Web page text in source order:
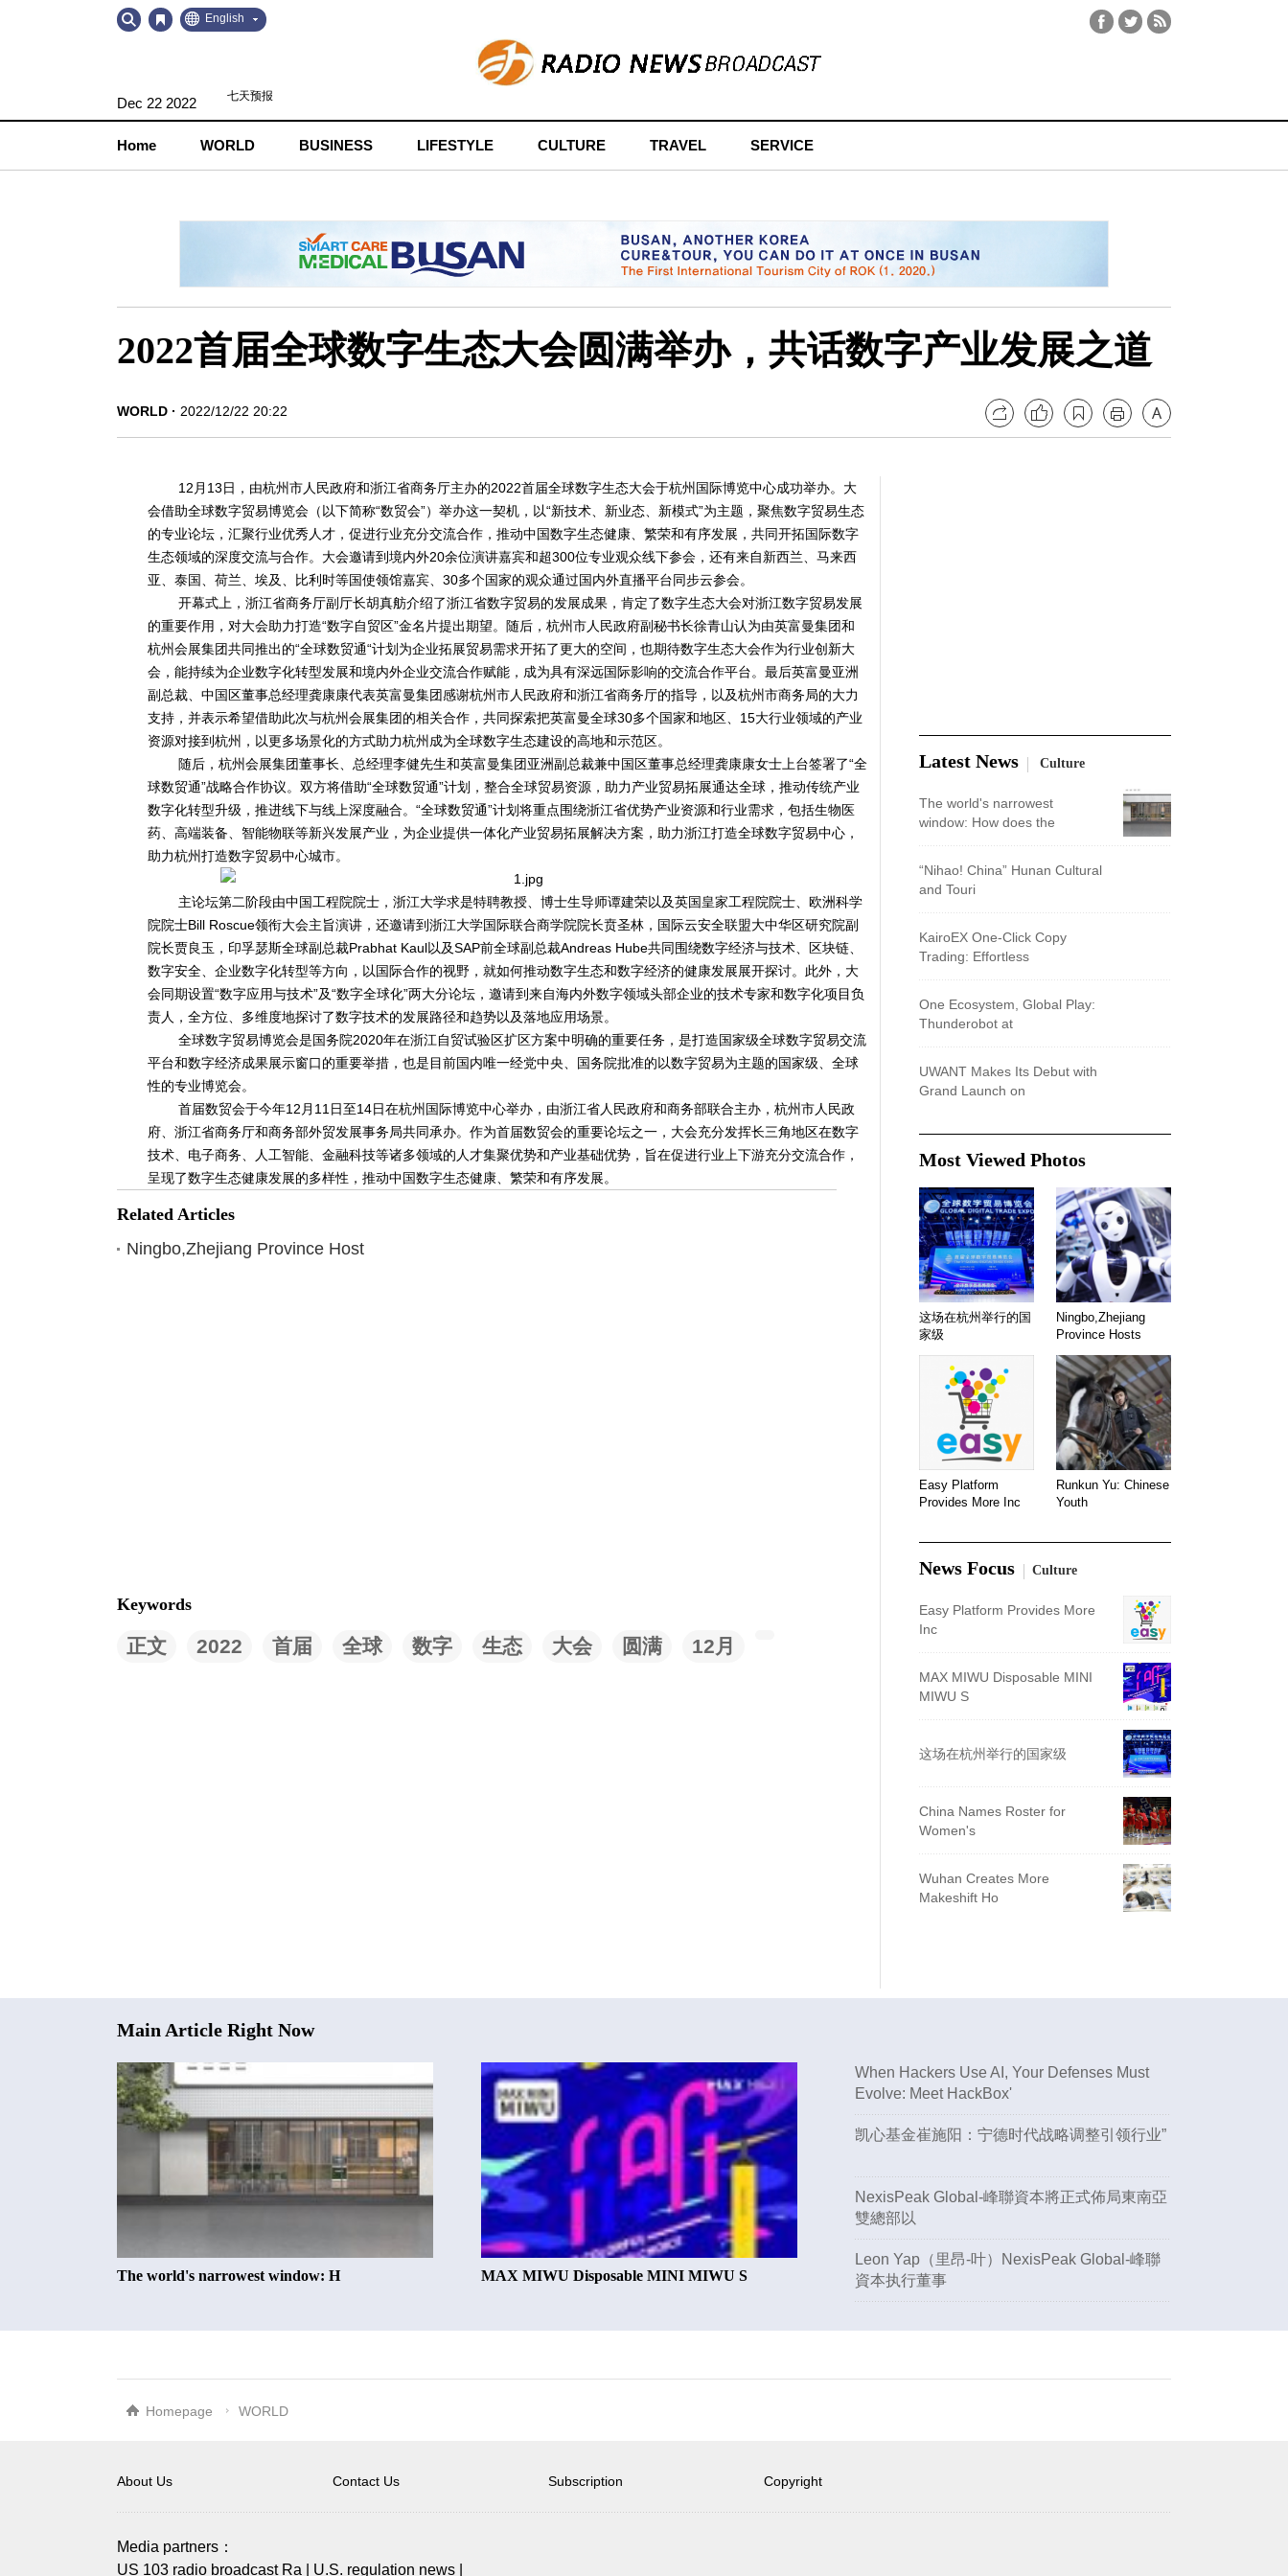
English
Dec 22 2022
Home WORLD BUSINESS LIFESTYLE CULTURE TRAVEL SERVICE
2022首届全球数字生态大会圆满举办，共话数字产业发展之道
WORLD 2022/12/22 20:22
12月13日，由杭州市人民政府和浙江省商务厅主办的2022首届全球数字生态大会于杭州国际博览中心成功举办。大
会借助全球数字贸易博览会（以下简称“数贸会”）举办这一契机，以“新技术、新业态、新模式”为主题，聚焦数字贸易生态
的专业论坛，汇聚行业优秀人才，促进行业充分交流合作，推动中国数字生态健康、繁荣和有序发展，共同开拓国际数字
生态领域的深度交流与合作。大会邀请到境内外20余位演讲嘉宾和超300位专业观众线下参会，还有来自新西兰、马来西
亚、泰国、荷兰、埃及、比利时等国使领馆嘉宾、30多个国家的观众通过国内外直播平台同步云参会。
开幕式上，浙江省商务厅副厅长胡真舫介绍了浙江省数字贸易的发展成果，肯定了数字生态大会对浙江数字贸易发展
的重要作用，对大会助力打造“数字自贸区”金名片提出期望。随后，杭州市人民政府副秘书长徐青山认为由英富曼集团和
杭州会展集团共同推出的“全球数贸通“计划为企业拓展贸易需求开拓了更大的空间，也期待数字生态大会作为行业创新大
会，能持续为企业数字化转型发展和境内外企业交流合作赋能，成为具有深远国际影响的交流合作平台。最后英富曼亚洲
副总裁、中国区董事总经理龚康康代表英富曼集团感谢杭州市人民政府和浙江省商务厅的指导，以及杭州市商务局的大力
支持，并表示希望借助此次与杭州会展集团的相关合作，共同探索把英富曼全球30多个国家和地区、15大行业领域的产业
资源对接到杭州，以更多场景化的方式助力杭州成为全球数字生态建设的高地和示范区。
随后，杭州会展集团董事长、总经理李健先生和英富曼集团亚洲副总裁兼中国区董事总经理龚康康女士上台签署了“全
球数贸通”战略合作协议。双方将借助“全球数贸通”计划，整合全球贸易资源，助力产业贸易拓展通达全球，推动传统产业
数字化转型升级，推进线下与线上深度融合。“全球数贸通”计划将重点围绕浙江省优势产业资源和行业需求，包括生物医
药、高端装备、智能物联等新兴发展产业，为企业提供一体化产业贸易拓展解决方案，助力浙江打造全球数字贸易中心，
助力杭州打造数字贸易中心城市。
主论坛第二阶段由中国工程院院士，浙江大学求是特聘教授、博士生导师谭建荣以及英国皇家工程院院士、欧洲科学
院院士Bill Roscue领衔大会主旨演讲，还邀请到浙江大学国际联合商学院院长贲圣林，国际云安全联盟大中华区研究院副
院长贾良玉，印孚瑟斯全球副总裁Prabhat Kaul以及SAP前全球副总裁Andreas Hube共同围绕数字经济与技术、区块链、
数字安全、企业数字化转型等方向，以国际合作的视野，就如何推动数字生态和数字经济的健康发展展开探讨。此外，大
会同期设置“数字应用与技术”及“数字全球化”两大分论坛，邀请到来自海内外数字领域头部企业的技术专家和数字化项目负
责人，全方位、多维度地探讨了数字技术的发展路径和趋势以及落地应用场景。
全球数字贸易博览会是国务院2020年在浙江自贸试验区扩区方案中明确的重要任务，是打造国家级全球数字贸易交流
平台和数字经济成果展示窗口的重要举措，也是目前国内唯一经党中央、国务院批准的以数字贸易为主题的国家级、全球
性的专业博览会。
首届数贸会于今年12月11日至14日在杭州国际博览中心举办，由浙江省人民政府和商务部联合主办，杭州市人民政
府、浙江省商务厅和商务部外贸发展事务局共同承办。作为首届数贸会的重要论坛之一，大会充分发挥长三角地区在数字
技术、电子商务、人工智能、金融科技等诸多领域的人才集聚优势和产业基础优势，旨在促进行业上下游充分交流合作，
呈现了数字生态健康发展的多样性，推动中国数字生态健康、繁荣和有序发展。
Related Articles
Ningbo,Zhejiang Province Host
Keywords
正文 2022 首届 全球 数字 生态 大会 圆满 12月
Latest News Culture
The world's narrowest
window: How does the
“Nihao! China” Hunan Cultural
and Touri
KairoEX One-Click Copy
Trading: Effortless
One Ecosystem, Global Play:
Thunderobot at
UWANT Makes Its Debut with
Grand Launch on
Most Viewed Photos
这场在杭州举行的国
家级
Ningbo,Zhejiang
Province Hosts
Easy Platform
Provides More Inc
Runkun Yu: Chinese
Youth
News Focus Culture
Easy Platform Provides More
Inc
MAX MIWU Disposable MINI
MIWU S
这场在杭州举行的国家级
China Names Roster for
Women's
Wuhan Creates More
Makeshift Ho
Main Article Right Now
The world's narrowest window: H MAX MIWU Disposable MINI MIWU S
When Hackers Use AI, Your Defenses Must
Evolve: Meet HackBox'
凯心基金崔施阳：宁德时代战略调整引领行业”
NexisPeak Global-峰聯資本將正式佈局東南亞
雙總部以
Leon Yap（里昂-叶）NexisPeak Global-峰聯
資本执行董事
Homepage WORLD
About Us Contact Us Subscription Copyright
Media partners：
US 103 radio broadcast Ra
U.S. regulation news